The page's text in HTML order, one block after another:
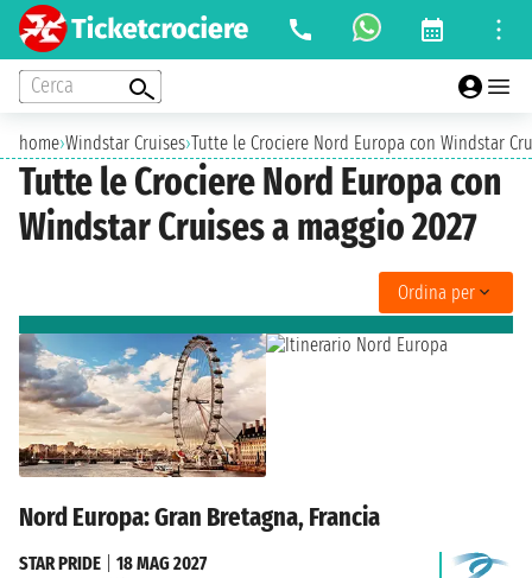
Cerca
home›Windstar Cruises›Tutte le Crociere Nord Europa con Windstar
Tutte le Crociere Nord Europa con
Windstar Cruises a maggio 2027
Ordina per
Nord Europa: Gran Bretagna, Francia
STAR PRIDE
18 MAG 2027